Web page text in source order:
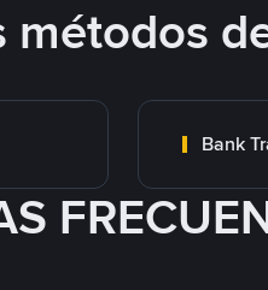
métodos
Bank